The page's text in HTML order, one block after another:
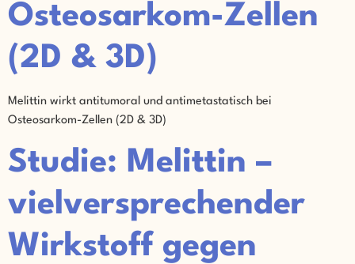
Osteosarkom-Zellen
(2D & 3D)
Melittin wirkt antitumoral und antimetastatisch bei
Osteosarkom-Zellen (2D & 3D)
Studie: Melittin –
vielversprechender
Wirkstoff gegen